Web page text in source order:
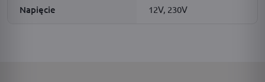
Napięcie 12V, 230V